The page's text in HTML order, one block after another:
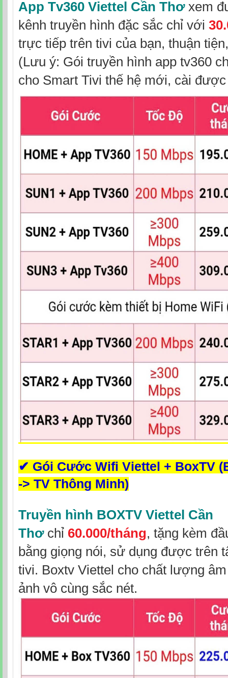
App Tv360 Viettel Cần Thơxem
kênh truyền hình đặc sắc chỉ với
trực tiếp trên tivi của bạn, thuận
(Lưu ý: Gói truyền hình app tv360
cho Smart Tivi thế hệ mới, cài
✔ Gói Cước Wifi Viettel + BoxTV
-> TV Thông Minh)
Truyền hình BOXTV Viettel Cần
Thơchỉ 60.000/tháng, tặng kèm
bằng giọng nói, sử dụng được trên
tivi. Boxtv Viettel cho chất lượng
ảnh vô cùng sắc nét.